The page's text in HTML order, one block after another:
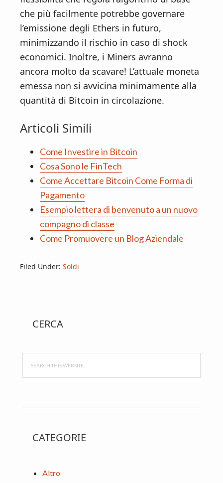
che più facilmente potrebbe governare
l’emissione degli Ethers in futuro,
minimizzando il rischio in caso di shock
economici. Inoltre, i Miners avranno
ancora molto da scavare! L’attuale moneta
emessa non si avvicina minimamente alla
quantità di Bitcoin in circolazione.
Articoli Simili
Come Investire in Bitcoin
Cosa Sono le FinTech
Come Accettare Bitcoin Come Forma di
Pagamento
Esempio lettera di benvenuto a un nuovo
compagno di classe
Come Promuovere un Blog Aziendale
Filed Under: Soldi
Primary
CERCA
CATEGORIE
Altro